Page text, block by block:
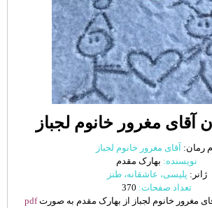
آقای مغرور خانوم لجباز
رمان: آقای مغرور خانوم لجباز
نویسنده: بهارک مقدم
ژانر: پلیسی، عاشقانه، طنز
تعداد صفحات: 370
مغرور خانوم لجباز از بهارک مقدم به صورتpdf